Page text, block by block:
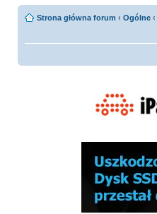
Strona główna forum ‹ Ogólne ‹